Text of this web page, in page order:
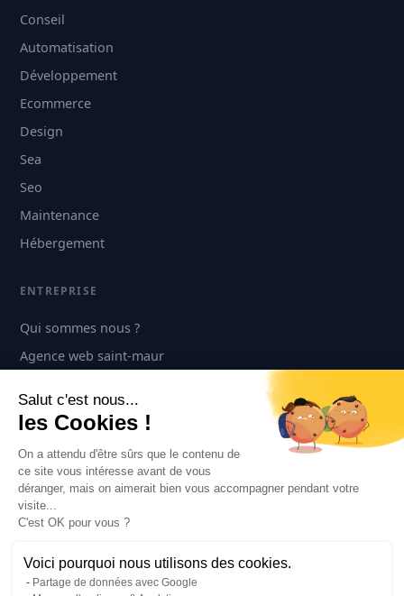
Salut c'est nous...
les Cookies !
On a attendu d'être sûrs que le contenu de
ce site vous intéresse avant de vous
déranger, mais on aimerait bien vous accompagner pendant votre
visite...
C'est OK pour vous ?
Voici pourquoi nous utilisons des cookies.
Partage de données avec Google
Conseil
Automatisation
Développement
Ecommerce
Design
Sea
Seo
Maintenance
Hébergement
ENTREPRISE
Qui sommes nous ?
Agence web saint-maur
CONTACT
+33 1 42 83 27 21
30 rue de la Varenne
Saint-Maur-des-Fossés 94100